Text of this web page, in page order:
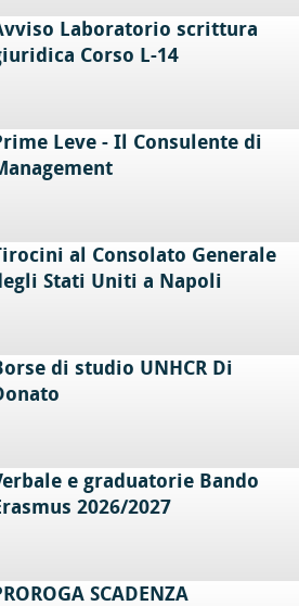
Laboratorio scrittura
Corso L-14
Leve - Il Consulente di
al Consolato Generale
Stati Uniti a Napoli
di studio UNHCR Di
e graduatorie Bando
2026/2027
SCADENZA